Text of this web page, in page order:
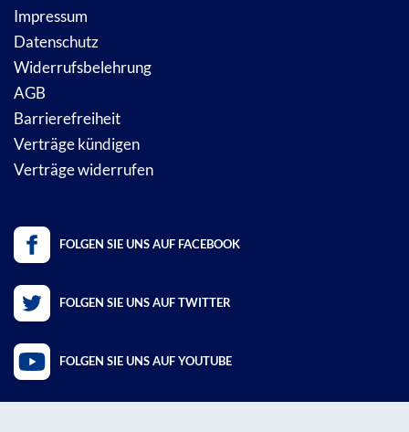
Impressum
Datenschutz
Widerrufsbelehrung
AGB
Barrierefreiheit
Verträge kündigen
Verträge widerrufen
FOLGEN SIE UNS AUF FACEBOOK
FOLGEN SIE UNS AUF TWITTER
FOLGEN SIE UNS AUF YOUTUBE